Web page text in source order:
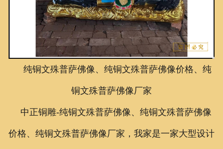
联系我们
纯铜文殊普萨佛像、纯铜文殊普萨佛像价格、纯
铜文殊普萨佛像厂家
中正铜雕-纯铜文殊普萨佛像、纯铜文殊普萨佛像
价格、纯铜文殊普萨佛像厂家 ，我家是一家大型设计